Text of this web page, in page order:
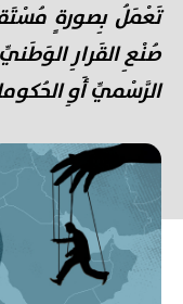
تَعْمَلُ بِصورةٍ
صُنْعِ القَرارِ
الرَّسْميِّ أَوِ